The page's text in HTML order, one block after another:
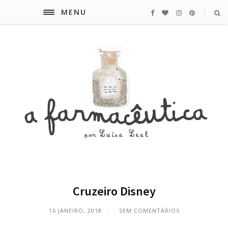
MENU
Cruzeiro Disney
16 JANEIRO, 2018 SEM COMENTÁRIOS